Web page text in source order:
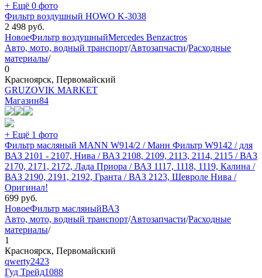
+ Ещё 0 фото
Фильтр воздушный HOWO K-3038
2 498 руб.
НовоеФильтр воздушныйMerсedes Benzactros
Авто, мото, водный транспорт/Автозапчасти/Расходные
материалы/
0
Красноярск, Первомайский
GRUZOVIK MARKET
Магазин84
+ Ещё 1 фото
Фильтр масляный MANN W914/2 / Манн Фильтр W9142 / для
ВАЗ 2101 - 2107, Нива / ВАЗ 2108, 2109, 2113, 2114, 2115 / ВАЗ
2170, 2171, 2172, Лада Приора / ВАЗ 1117, 1118, 1119, Калина /
ВАЗ 2190, 2191, 2192, Гранта / ВАЗ 2123, Шевроле Нива /
Оригинал!
699 руб.
НовоеФильтр масляныйВАЗ
Авто, мото, водный транспорт/Автозапчасти/Расходные
материалы/
1
Красноярск, Первомайский
qwerty2423
Гуд Трейд1088